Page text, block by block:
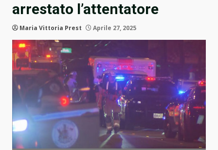
arrestato l’attentatore
Maria Vittoria Prest Aprile 27, 2025